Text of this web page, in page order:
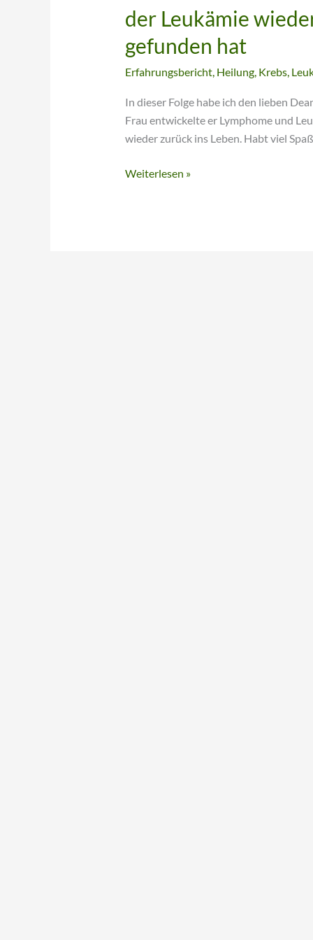
der Leukämie
gefunden hat
Erfahrungsbericht, Heilung, Krebs,
In dieser Folge habe ich den lieben
Frau entwickelte er Lymphome und
wieder zurück ins Leben. Habt viel
Weiterlesen »